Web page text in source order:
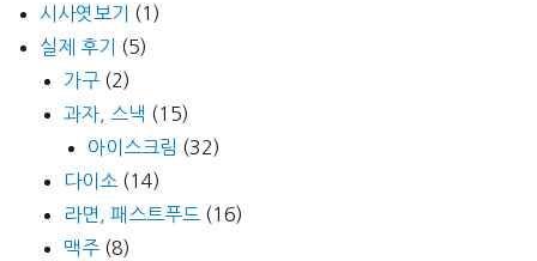
시사엿보기
(1)
실제 후기
(5)
가구 (2)
과자, 스낵 (15)
아이스크림 (32)
다이소 (14)
라면, 패스트푸드 (16)
맥주 (8)